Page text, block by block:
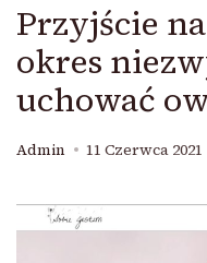
Przyjście
okres
uchować
Admin 11 Czerwca 2021